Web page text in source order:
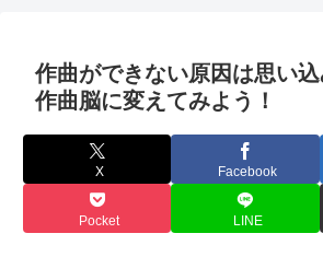
作曲ができない原因は思い
作曲脳に変えてみよう！
X Facebook
Pocket LINE